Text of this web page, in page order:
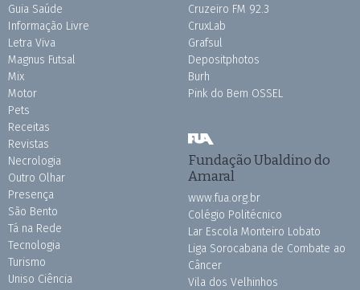
Guia Saúde
Informação Livre
Letra Viva
Magnus Futsal
Mix
Motor
Pets
Receitas
Revistas
Necrologia
Outro Olhar
Presença
São Bento
Tá na Rede
Tecnologia
Turismo
Uniso Ciência
Cruzeiro FM 92.3
CruxLab
Grafsul
Depositphotos
Burh
Pink do Bem OSSEL
Fundação Ubaldino do
Amaral
www.fua.org.br
Colégio Politécnico
Lar Escola Monteiro Lobato
Liga Sorocabana de Combate ao
Câncer
Vila dos Velhinhos